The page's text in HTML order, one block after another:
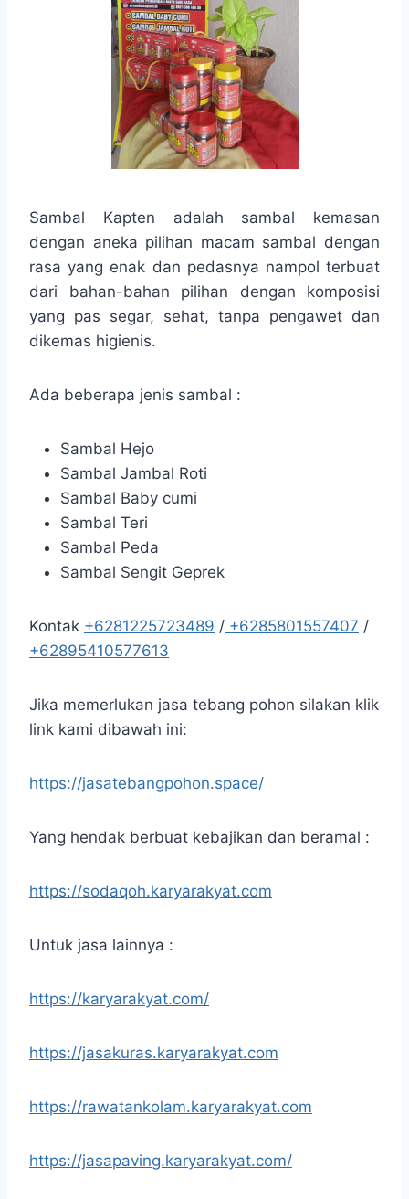
Sambal Kapten adalah sambal kemasan
dengan aneka pilihan macam sambal dengan
rasa yang enak dan pedasnya nampol terbuat
dari bahan-bahan pilihan dengan komposisi
yang pas segar, sehat, tanpa pengawet dan
dikemas higienis.
Ada beberapa jenis sambal :
Sambal Hejo
Sambal Jambal Roti
Sambal Baby cumi
Sambal Teri
Sambal Peda
Sambal Sengit Geprek
Kontak +6281225723489 / +6285801557407 /
+62895410577613
Jika memerlukan jasa tebang pohon silakan klik
link kami dibawah ini:
https://jasatebangpohon.space/
Yang hendak berbuat kebajikan dan beramal :
https://sodaqoh.karyarakyat.com
Untuk jasa lainnya :
https://karyarakyat.com/
https://jasakuras.karyarakyat.com
https://rawatankolam.karyarakyat.com
https://jasapaving.karyarakyat.com/